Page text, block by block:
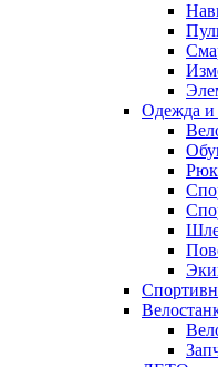
Одежда и